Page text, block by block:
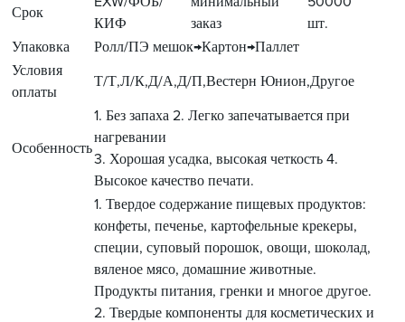
Срок
КИФ
заказ
шт.
Упаковка
Ролл/ПЭ мешок→Картон→Паллет
Условия
оплаты
Т/Т,Л/К,Д/А,Д/П,Вестерн Юнион,Другое
Особенность
1. Без запаха 2. Легко запечатывается при
нагревании
3. Хорошая усадка, высокая четкость 4.
Высокое качество печати.
1. Твердое содержание пищевых продуктов:
конфеты, печенье, картофельные крекеры,
специи, суповый порошок, овощи, шоколад,
вяленое мясо, домашние животные.
Продукты питания, гренки и многое другое.
2. Твердые компоненты для косметических и